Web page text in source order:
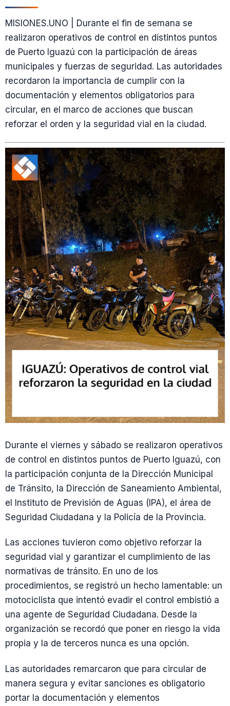
MISIONES.UNO | Durante el fin de semana se
realizaron operativos de control en distintos puntos
de Puerto Iguazú con la participación de áreas
municipales y fuerzas de seguridad. Las autoridades
recordaron la importancia de cumplir con la
documentación y elementos obligatorios para
circular, en el marco de acciones que buscan
reforzar el orden y la seguridad vial en la ciudad.
Durante el viernes y sábado se realizaron operativos
de control en distintos puntos de Puerto Iguazú, con
la participación conjunta de la Dirección Municipal
de Tránsito, la Dirección de Saneamiento Ambiental,
el Instituto de Previsión de Aguas (IPA), el área de
Seguridad Ciudadana y la Policía de la Provincia.
Las acciones tuvieron como objetivo reforzar la
seguridad vial y garantizar el cumplimiento de las
normativas de tránsito. En uno de los
procedimientos, se registró un hecho lamentable: un
motociclista que intentó evadir el control embistió a
una agente de Seguridad Ciudadana. Desde la
organización se recordó que poner en riesgo la vida
propia y la de terceros nunca es una opción.
Las autoridades remarcaron que para circular de
manera segura y evitar sanciones es obligatorio
portar la documentación y elementos